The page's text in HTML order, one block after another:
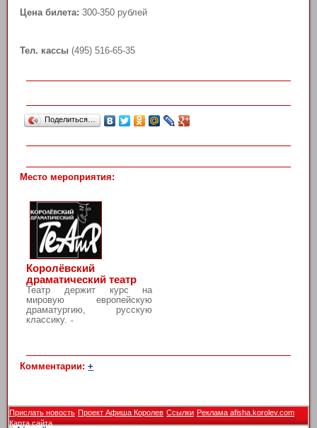
Цена билета:300-350 рублей
Тел. кассы (495) 516-65-35
Поделиться…
Место мероприятия:
Королёвский
драматический театр
Театр держит курс на
мировую европейскую
драматургию, русскую
классику. »
Комментарии:+
Прислать новость Проект Афиша Королев Ссылки Реклама afisha.korolev.com
Карта сайта